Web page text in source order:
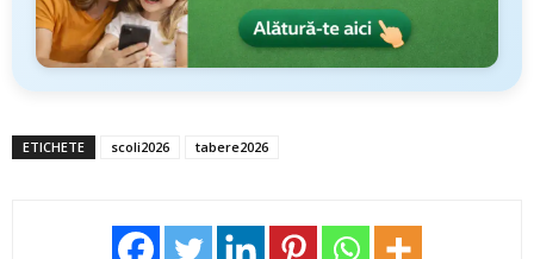
ETICHETE scoli2026 tabere2026